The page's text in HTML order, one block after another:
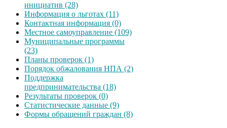
инициатив (28)
Информация о льготах (11)
Контактная информация (0)
Местное самоуправление (109)
Муниципальные программы
(23)
Планы проверок (1)
Порядок обжалования НПА (2)
Поддержка
предпринимательства (18)
Результаты проверок (0)
Статистические данные (9)
Формы обращений граждан (8)